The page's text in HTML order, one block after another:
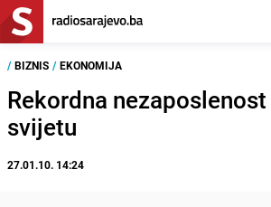
/ BIZNIS / EKONOMIJA
Rekordna
svijetu
27.01.10. 14:24